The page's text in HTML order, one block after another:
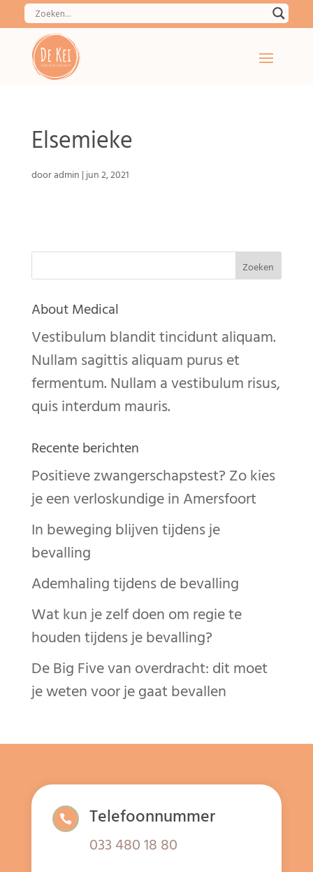
Elsemieke
dooradmin | jun 2, 2021
About Medical
Vestibulum blandit tincidunt aliquam.
Nullam sagittis aliquam purus et
fermentum. Nullam a vestibulum risus,
quis interdum mauris.
Recente berichten
Positieve zwangerschapstest? Zo kies
je een verloskundige in Amersfoort
In beweging blijven tijdens je
bevalling
Ademhaling tijdens de bevalling
Wat kun je zelf doen om regie te
houden tijdens je bevalling?
De Big Five van overdracht: dit moet
je weten voor je gaat bevallen
 Telefoonnummer
033 480 18 80